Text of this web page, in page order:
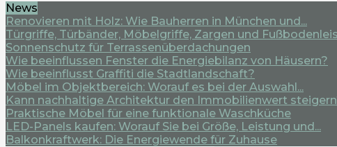
News
Renovieren mit Holz: Wie Bauherren in München und...
Türgriffe, Türbänder, Möbelgriffe, Zargen und
Sonnenschutz für Terrassenüberdachungen
Wie beeinflussen Fenster die Energiebilanz von Häusern?
Wie beeinflusst Graffiti die Stadtlandschaft?
Möbel im Objektbereich: Worauf es bei der Auswahl...
Kann nachhaltige Architektur den Immobilienwert
Praktische Möbel für eine funktionale Waschküche
LED-Panels kaufen: Worauf Sie bei Größe, Leistung und...
Balkonkraftwerk: Die Energiewende für Zuhause